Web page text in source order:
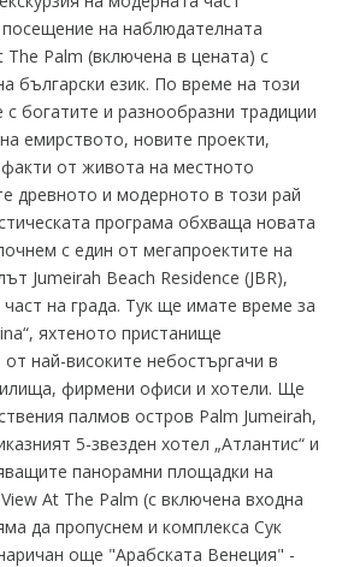
на наблюдателната
Palm (включена в цената) с
български език. По време на този
с богатите и разнообразни традиции
емирството, новите проекти,
от живота на местното
древното и модерното в този рай
програма обхваща новата
с един от мегапроектите на
Jumeirah Beach Residence (JBR),
на града. Тук ще имате време за
яхтеното пристанище
най-високите небостъргачи в
фирмени офиси и хотели. Ще
палмов остров Palm Jumeirah,
5-звезден хотел „Атлантис“ и
панорамни площадки на
At The Palm (с включена входна
да пропуснем и комплекса Сук
още "Арабската Венеция" -